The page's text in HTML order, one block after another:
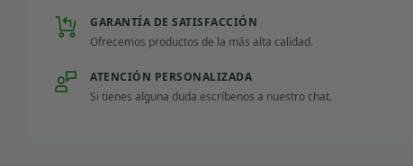
GARANTÍA DE SATISFACCIÓN
Ofrecemos productos de la más alta calidad.
ATENCIÓN PERSONALIZADA
Si tienes alguna duda escríbenos a nuestro chat.